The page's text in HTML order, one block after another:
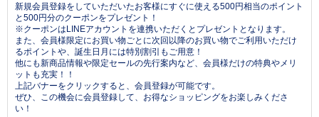
新規会員登録をしていただいたお客様にすぐに使える500円相当のポイント
と500円分のクーポンをプレゼント！
※クーポンはLINEアカウントを連携いただくとプレゼントとなります。
また、会員様限定にお買い物ごとに次回以降のお買い物でご利用いただけ
るポイントや、誕生日月には特別割引もご用意！
他にも新商品情報や限定セールの先行案内など、会員様だけの特典やメリ
ットも充実！！
上記バナーをクリックすると、会員登録が可能です。
ぜひ、この機会に会員登録して、お得なショッピングをお楽しみくださ
い！